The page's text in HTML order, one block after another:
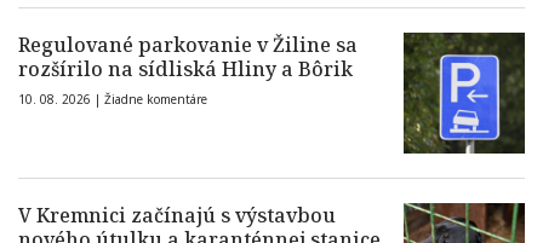
Regulované parkovanie v Žiline sa
rozšírilo na sídliská Hliny a Bôrik
10. 08. 2026 | Žiadne komentáre
V Kremnici začínajú s výstavbou